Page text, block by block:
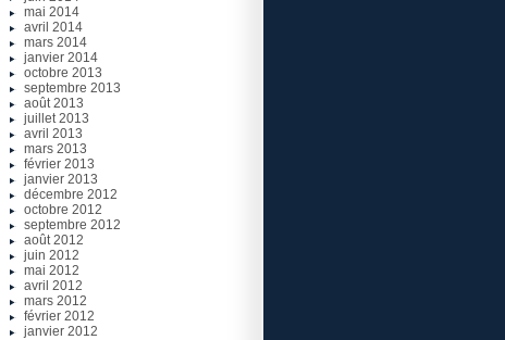
mai 2014
avril 2014
mars 2014
janvier 2014
octobre 2013
septembre 2013
août 2013
juillet 2013
avril 2013
mars 2013
février 2013
janvier 2013
décembre 2012
octobre 2012
septembre 2012
août 2012
juin 2012
mai 2012
avril 2012
mars 2012
février 2012
janvier 2012